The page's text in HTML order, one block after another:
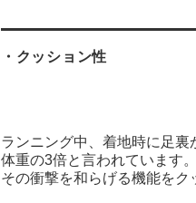
・クッション性
ランニング中、着地時に足
体重の3倍と言われています。
その衝撃を和らげる機能をク